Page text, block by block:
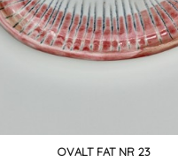
OVALT FAT NR 23